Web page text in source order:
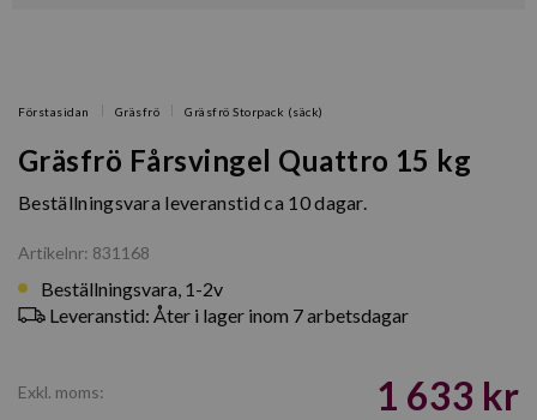
Förstasidan Gräsfrö Gräsfrö Storpack (säck)
Gräsfrö Fårsvingel Quattro 15 kg
Beställningsvara leveranstid ca 10 dagar.
Artikelnr: 831168
Beställningsvara, 1-2v
Leveranstid: Åter i lager inom 7 arbetsdagar
Exkl. moms: 1 633 kr